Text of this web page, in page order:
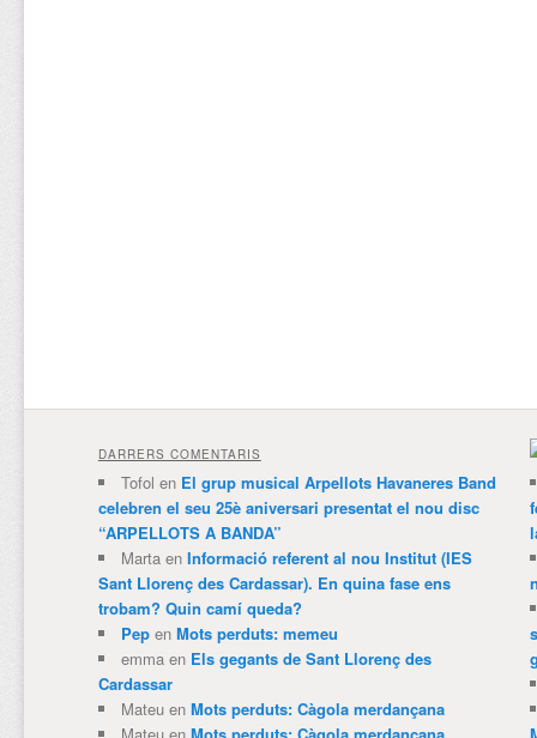
DARRERS COMENTARIS
Tofol en El grup musical Arpellots Havaneres Band
celebren el seu 25è aniversari presentat el nou disc
“ARPELLOTS A BANDA”
Martaen Informació referent al nou Institut (IES
Sant Llorenç des Cardassar). En quina fase ens
trobam? Quin camí queda?
Pepen Mots perduts: memeu
emmaen Els gegants de Sant Llorenç des
Cardassar
Mateuen Mots perduts: Càgola merdançana